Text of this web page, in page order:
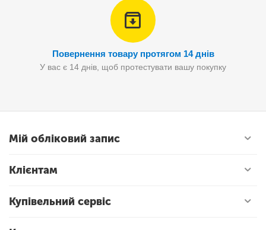
Повернення товару протягом 14 днів
У вас є 14 днів, щоб протестувати вашу покупку
Мій обліковий запис
Клієнтам
Купівельний сервіс